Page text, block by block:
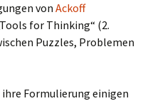
von Ackoff
for Thinking“ (2.
Puzzles, Problemen
Formulierung einigen